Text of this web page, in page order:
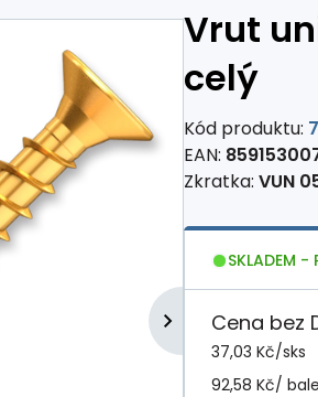
Vrut
celý
Kód produktu:
EAN:
Zkratka: VUN
SKLADEM -
Cena bez
37,03 Kč/sks
92,58 Kč/